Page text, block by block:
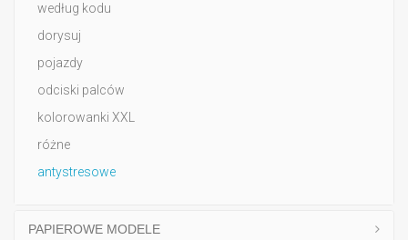
według kodu
dorysuj
pojazdy
odciski palców
kolorowanki XXL
różne
antystresowe
PAPIEROWE MODELE